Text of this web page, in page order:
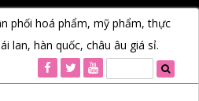
phối hoá phẩm, mỹ phẩm, thực
lan, hàn quốc, châu âu giá sỉ.